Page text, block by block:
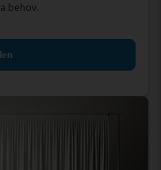
behov.